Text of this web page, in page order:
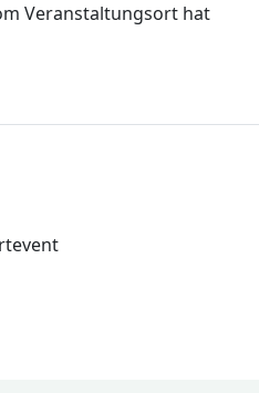
Veranstaltungsort hat